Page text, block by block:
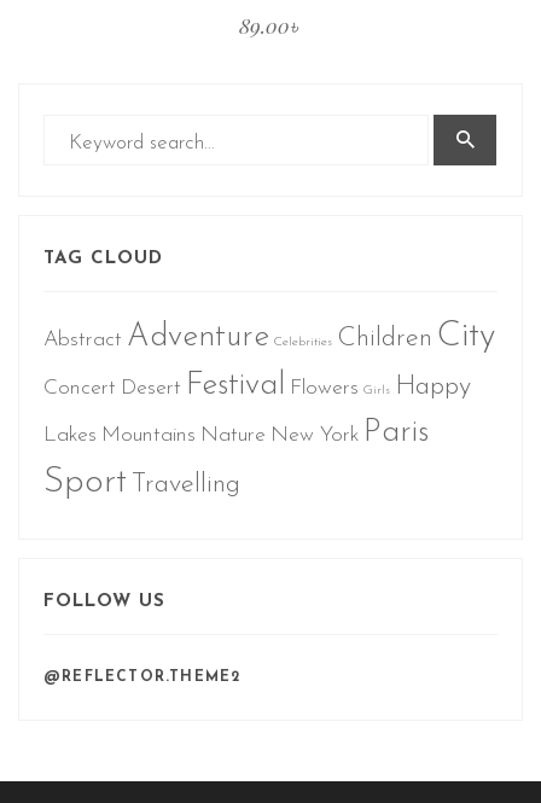
89.00৳
TAG CLOUD
Abstract Adventure Celebrities Children City
Concert Desert Festival Flowers Girls Happy
Lakes Mountains Nature New York Paris
Sport Travelling
FOLLOW US
@REFLECTOR.THEME2